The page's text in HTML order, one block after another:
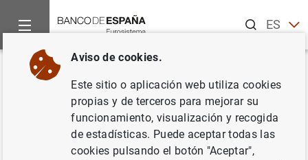
ESEN
Inicio Noticias y eventos
Volver
El Plan de Educación Financiera
lanza la décima edición de su
programa y concurso de
Aviso de cookies.
Este sitio o aplicación web utiliza cookies
propias y de terceros para mejorar su
funcionamiento, visualización y recogida
de estadísticas. Puede aceptar todas las
cookies pulsando el botón "Aceptar",